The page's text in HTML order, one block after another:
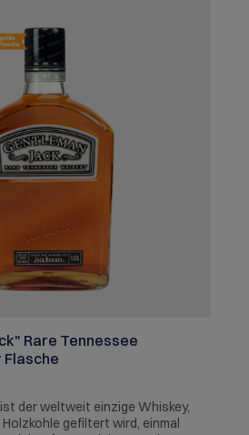
Rare Tennessee
Flasche
der weltweit einzige Whiskey,
gefiltert wird, einmal